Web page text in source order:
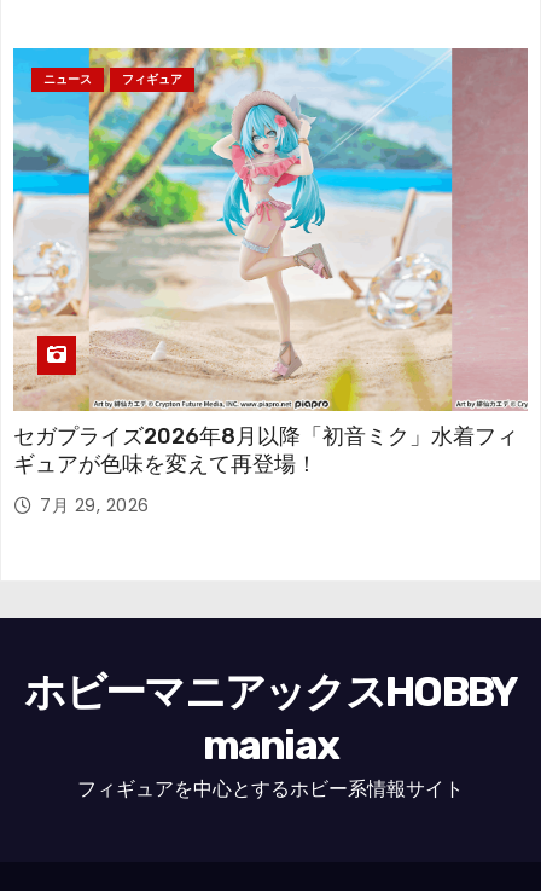
ニュース フィギュア
セガプライズ2026年8月以降「初音ミク」水着フィ
ギュアが色味を変えて再登場！
7月 29, 2026
ホビーマニアックスHOBBY
maniax
フィギュアを中心とするホビー系情報サイト